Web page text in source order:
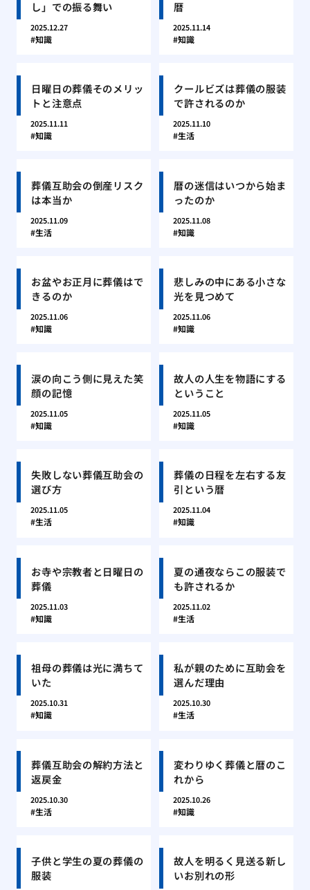
し」での振る舞い
2025.12.27
知識
暦
2025.11.14
知識
日曜日の葬儀そのメリッ
トと注意点
2025.11.11
知識
クールビズは葬儀の服装
で許されるのか
2025.11.10
生活
葬儀互助会の倒産リスク
は本当か
2025.11.09
生活
暦の迷信はいつから始ま
ったのか
2025.11.08
知識
お盆やお正月に葬儀はで
きるのか
2025.11.06
知識
悲しみの中にある小さな
光を見つめて
2025.11.06
知識
涙の向こう側に見えた笑
顔の記憶
2025.11.05
知識
故人の人生を物語にする
ということ
2025.11.05
知識
失敗しない葬儀互助会の
選び方
2025.11.05
生活
葬儀の日程を左右する友
引という暦
2025.11.04
知識
お寺や宗教者と日曜日の
葬儀
2025.11.03
知識
夏の通夜ならこの服装で
も許されるか
2025.11.02
生活
祖母の葬儀は光に満ちて
いた
2025.10.31
知識
私が親のために互助会を
選んだ理由
2025.10.30
生活
葬儀互助会の解約方法と
返戻金
2025.10.30
生活
変わりゆく葬儀と暦のこ
れから
2025.10.26
知識
子供と学生の夏の葬儀の
服装
故人を明るく見送る新し
いお別れの形